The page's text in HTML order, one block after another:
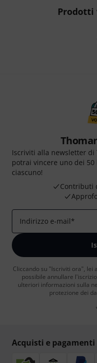
Prodotti
Iscriviti alla newsletter
potrai vincere uno dei
ciascuno!
Contributi
Indirizzo e-mail*
Cliccando su "Iscriviti ora", lei
possibile annullare
ulteriori informazioni sulla
protezione dei
Acquisti e